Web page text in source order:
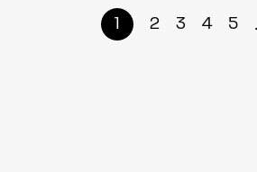
1 2 3 4 5